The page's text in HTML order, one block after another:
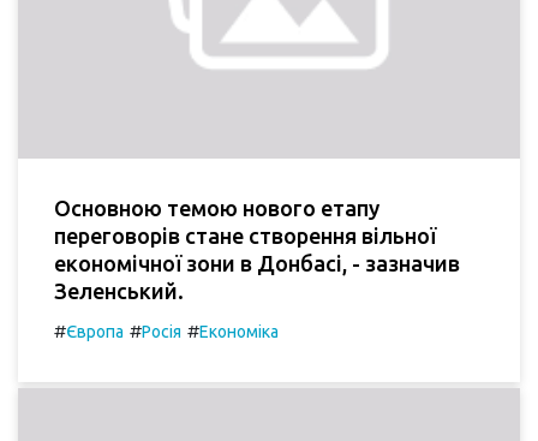
Основною темою нового етапу
переговорів стане створення вільної
економічної зони в Донбасі, - зазначив
Зеленський.
#Європа #Росія #Економіка